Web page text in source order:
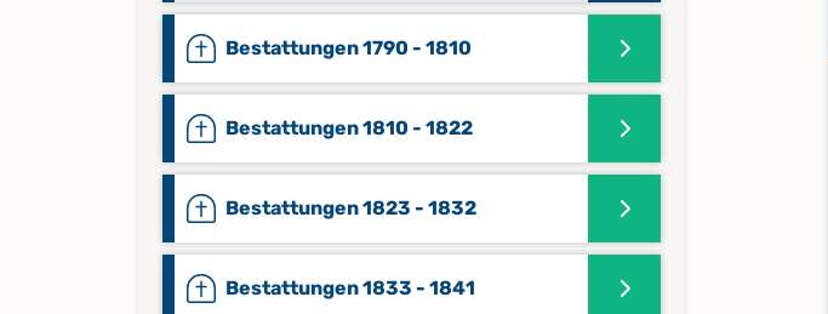
Bestattungen 1790 - 1810
Bestattungen 1810 - 1822
Bestattungen 1823 - 1832
Bestattungen 1833 - 1841